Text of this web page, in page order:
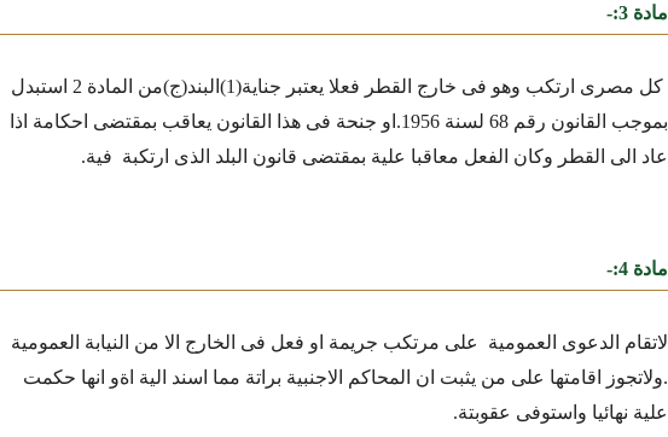
مادة 3:-
كل مصرى ارتكب وهو فى خارج القطر فعلا يعتبر جناية
(1)البند(ج)من المادة 2 استبدل
بموجب القانون رقم 68 لسنة 1956.او جنحة فى هذا القانون يعاقب بمقتضى احكامة اذا
عاد الى القطر وكان الفعل معاقبا علية بمقتضى قانون البلد الذى ارتكبة فية.
مادة 4:-
لاتقام الدعوى العمومية
على مرتكب جريمة او فعل فى الخارج الا من النيابة العمومية
.ولاتجوز اقامتها على من يثبت ان المحاكم الاجنبية براتة مما اسند الية اةو انها حكمت
علية نهائيا واستوفى عقوبتة.